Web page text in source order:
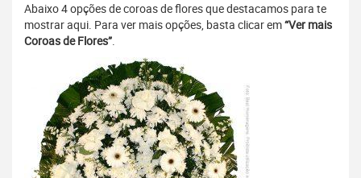
Abaixo 4 opções de coroas de flores que destacamos para te
mostrar aqui. Para ver mais opções, basta clicar em“Ver mais
Coroas de Flores”.